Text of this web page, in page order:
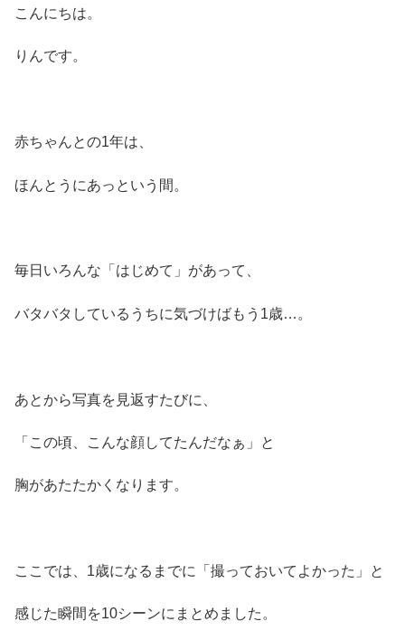
こんにちは。
りんです。
赤ちゃんとの1年は、
ほんとうにあっという間。
毎日いろんな「はじめて」があって、
バタバタしているうちに気づけばもう1歳…。
あとから写真を見返すたびに、
「この頃、こんな顔してたんだなぁ」と
胸があたたかくなります。
ここでは、1歳になるまでに「撮っておいてよかった」と
感じた瞬間を10シーンにまとめました。